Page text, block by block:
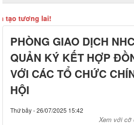
tương lai!
PHÒNG GIAO DỊCH
QUẢN KÝ KẾT HỢP
VỚI CÁC TỔ CHỨC
HỘI
Thứ bảy - 26/07/2025 15:42
Xem với cỡ